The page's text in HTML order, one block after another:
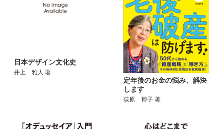
日本デザイン文化史
井上 雅人 著
定年後のお金の悩み、解決
します
荻原 博子 著